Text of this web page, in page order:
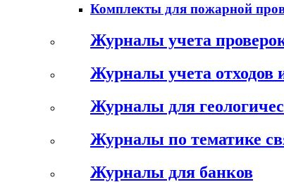
Комплекты для пожарной
Журналы учета
Журналы учета отходов
Журналы для
Журналы по тематике
Журналы для банков